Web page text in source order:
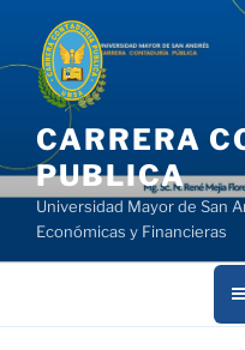
contenido
CARRERA
PUBLICA
Universidad Mayor de San
Económicas y Financieras